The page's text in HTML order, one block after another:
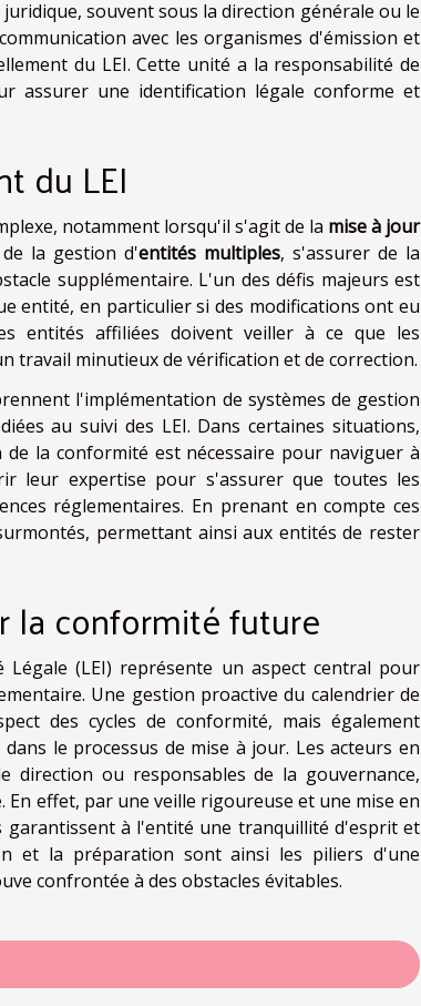
souvent sous la direction générale ou le
avec les organismes d'émission et
du LEI. Cette unité a la responsabilité de
assurer une identification légale conforme et
du LEI
notamment lorsqu'il s'agit de la mise à jour
la gestion d'entités multiples, s'assurer de la
supplémentaire. L'un des défis majeurs est
entité, en particulier si des modifications ont eu
entités affiliées doivent veiller à ce que les
travail minutieux de vérification et de correction.
l'implémentation de systèmes de gestion
au suivi des LEI. Dans certaines situations,
la conformité est nécessaire pour naviguer à
leur expertise pour s'assurer que toutes les
réglementaires. En prenant en compte ces
permettant ainsi aux entités de rester
la conformité future
(LEI) représente un aspect central pour
Une gestion proactive du calendrier de
des cycles de conformité, mais également
le processus de mise à jour. Les acteurs en
direction ou responsables de la gouvernance,
effet, par une veille rigoureuse et une mise en
garantissent à l'entité une tranquillité d'esprit et
et la préparation sont ainsi les piliers d'une
confrontée à des obstacles évitables.